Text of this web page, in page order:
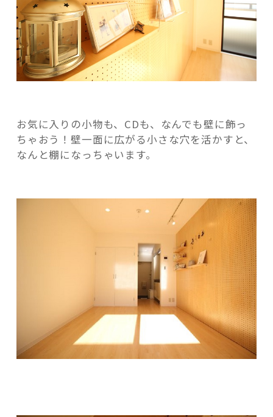
お気に入りの小物も、CDも、なんでも壁に飾っ
ちゃおう！壁一面に広がる小さな穴を活かすと、
なんと棚になっちゃいます。